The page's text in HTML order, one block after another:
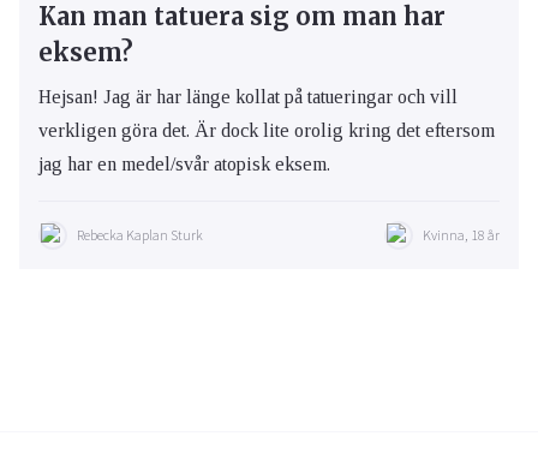
Kan man tatuera sig om man har
eksem?
Hejsan! Jag är har länge kollat på tatueringar och vill
verkligen göra det. Är dock lite orolig kring det eftersom
jag har en medel/svår atopisk eksem.
Rebecka Kaplan Sturk Kvinna, 18 år